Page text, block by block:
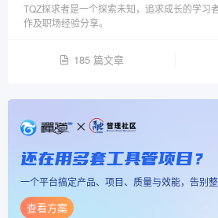
TQZ探求者是一个探索未知，追求成长的学习
作及职场经验分享。
185 篇文章
还在用多套工具管项目？
一个平台搞定产品、项目、质量与效能，告别
查看方案